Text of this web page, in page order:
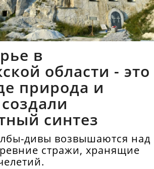
в
области - это
природа и
синтез
дивы возвышаются над
стражи, хранящие